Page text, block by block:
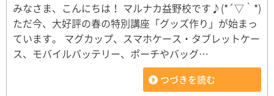
みなさま、こんにちは！ マルナカ益野校です♪(*´▽｀*)
ただ今、大好評の春の特別講座「グッズ作り」が始まっ
ています。 マグカップ、スマホケース・タブレットケー
ス、モバイルバッテリー、ポーチやバッグ…
つづきを読む